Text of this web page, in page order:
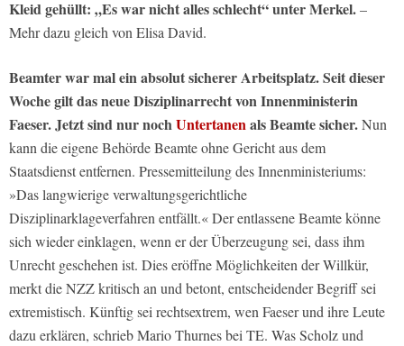
Kleid gehüllt: „Es war nicht alles schlecht“ unter Merkel.–
Mehr dazu gleich von Elisa David.
Beamter war mal ein absolut sicherer Arbeitsplatz. Seit dieser
Woche gilt das neue Disziplinarrecht von Innenministerin
Faeser. Jetzt sind nur nochUntertanenals Beamte sicher.Nun
kann die eigene Behörde Beamte ohne Gericht aus dem
Staatsdienst entfernen. Pressemitteilung des Innenministeriums:
»Das langwierige verwaltungsgerichtliche
Disziplinarklageverfahren entfällt.« Der entlassene Beamte könne
sich wieder einklagen, wenn er der Überzeugung sei, dass ihm
Unrecht geschehen ist. Dies eröffne Möglichkeiten der Willkür,
merkt die NZZ kritisch an und betont, entscheidender Begriff sei
extremistisch. Künftig sei rechtsextrem, wen Faeser und ihre Leute
dazu erklären, schrieb Mario Thurnes bei TE. Was Scholz und